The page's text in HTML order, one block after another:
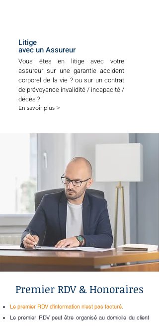
Litige
avec un Assureur
Vous êtes en litige avec votre
assureur sur une garantie accident
corporel de la vie ? ou sur un contrat
de prévoyance invalidité / incapacité /
décès ?
En savoir plus >
Premier RDV & Honoraires
Le premier RDV d'information n'est pas facturé.
Le premier RDV peut être organisé au domicile du client